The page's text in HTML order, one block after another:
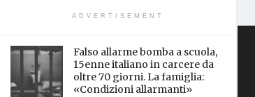
ADVERTISEMENT
Falso allarme bomba a scuola,
15enne italiano in carcere da
oltre 70 giorni. La famiglia:
«Condizioni allarmanti»